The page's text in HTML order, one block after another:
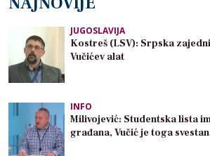
JUGOSLAVIJA
Kostreš (LSV): Srpska
Vučićev alat
INFO
Milivojević: Studentska lista
građana, Vučić je toga svestan